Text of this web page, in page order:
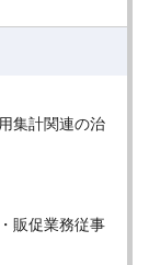
集計関連の治
販促業務従事